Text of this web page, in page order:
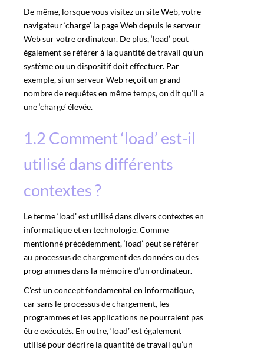
De même, lorsque vous visitez un site Web, votre
navigateur ‘charge’ la page Web depuis le serveur
Web sur votre ordinateur. De plus, ‘load’ peut
également se référer à la quantité de travail qu’un
système ou un dispositif doit effectuer. Par
exemple, si un serveur Web reçoit un grand
nombre de requêtes en même temps, on dit qu’il a
une ‘charge’ élevée.
1.2 Comment ‘load’ est-il
utilisé dans différents
contextes ?
Le terme ‘load’ est utilisé dans divers contextes en
informatique et en technologie. Comme
mentionné précédemment, ‘load’ peut se référer
au processus de chargement des données ou des
programmes dans la mémoire d’un ordinateur.
C’est un concept fondamental en informatique,
car sans le processus de chargement, les
programmes et les applications ne pourraient pas
être exécutés. En outre, ‘load’ est également
utilisé pour décrire la quantité de travail qu’un